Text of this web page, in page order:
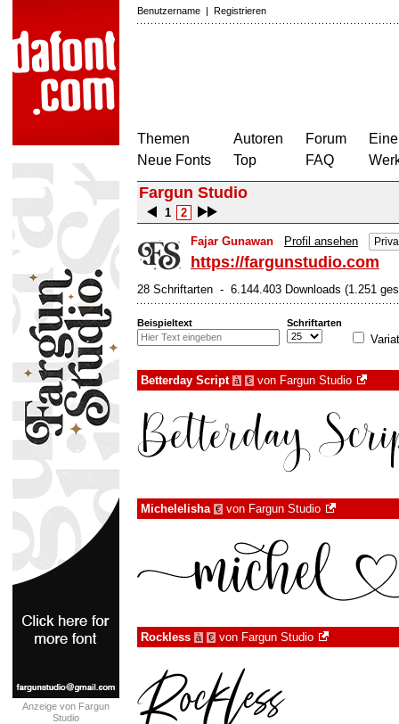
Benutzername | Registrieren
Themen
Neue Fonts
Autoren
Top
Forum
FAQ
Anzeige von Fargun
Studio
Fargun Studio
1 2
Fajar Gunawan Profil ansehen
https://fargunstudio.com
28 Schriftarten - 6.144.403 Downloads (1.251
Beispieltext Schriftarten
Betterday Script à € von Fargun Studio
Michelelisha € von Fargun Studio
Rockless à € von Fargun Studio